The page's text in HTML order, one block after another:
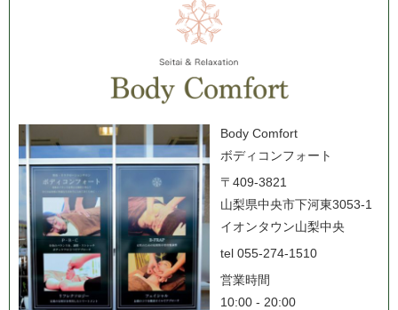
Body Comfort
ボディコンフォート
〒409-3821
山梨県中央市下河東3053-1
イオンタウン山梨中央
tel 055-274-1510
営業時間
10:00 - 20:00